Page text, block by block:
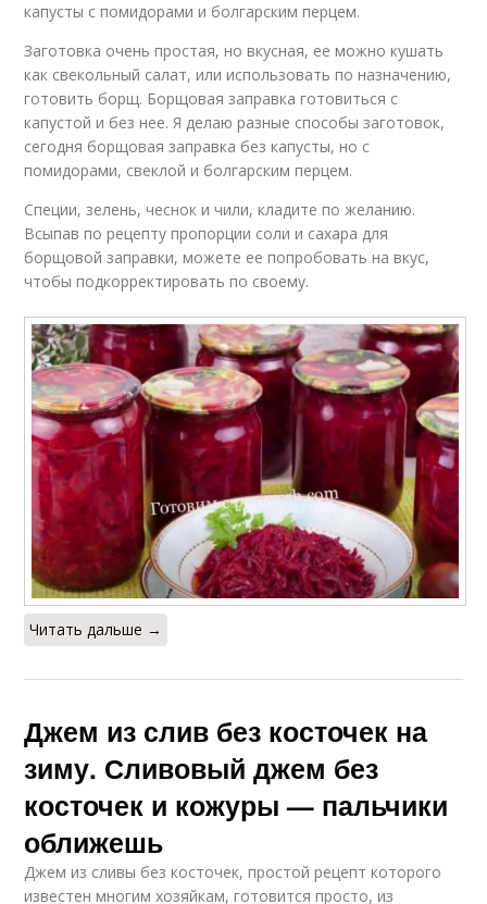
капусты с помидорами и болгарским перцем.
Заготовка очень простая, но вкусная, ее можно кушать
как свекольный салат, или использовать по назначению,
готовить борщ. Борщовая заправка готовиться с
капустой и без нее. Я делаю разные способы заготовок,
сегодня борщовая заправка без капусты, но с
помидорами, свеклой и болгарским перцем.
Специи, зелень, чеснок и чили, кладите по желанию.
Всыпав по рецепту пропорции соли и сахара для
борщовой заправки, можете ее попробовать на вкус,
чтобы подкорректировать по своему.
Читать дальше →
Джем из слив без косточек на
зиму. Сливовый джем без
косточек и кожуры — пальчики
оближешь
Джем из сливы без косточек, простой рецепт которого
известен многим хозяйкам, готовится просто, из